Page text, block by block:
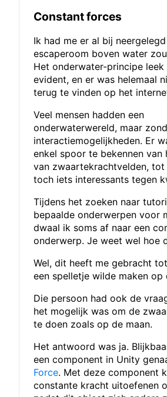
Constant forces
Ik had me er al bij
escaperoom boven water
Het onderwater-principe leek
evident, en er was helemaal
terug te vinden op het
Veel mensen hadden een
onderwaterwereld, maar
interactiemogelijkheden. Er
enkel spoor te bekennen van
van zwaartekrachtvelden, tot
toch iets interessants tegen
Tijdens het zoeken naar
bepaalde onderwerpen voor
dwaal ik soms af naar een
onderwerp. Je weet wel hoe
Wel, dit heeft me gebracht
een spelletje wilde maken op
Die persoon had ook de
het mogelijk was om de
te doen zoals op de maan.
Het antwoord was ja.
een component in Unity
Force. Met deze component
constante kracht uitoefenen